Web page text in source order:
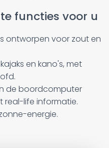
functies voor u
ontworpen voor zout en
en kano's, met
de boordcomputer
life informatie.
energie.